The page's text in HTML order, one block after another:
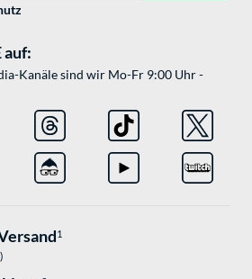
auf:
Kanäle sind wir Mo-Fr 9:00 Uhr -
1